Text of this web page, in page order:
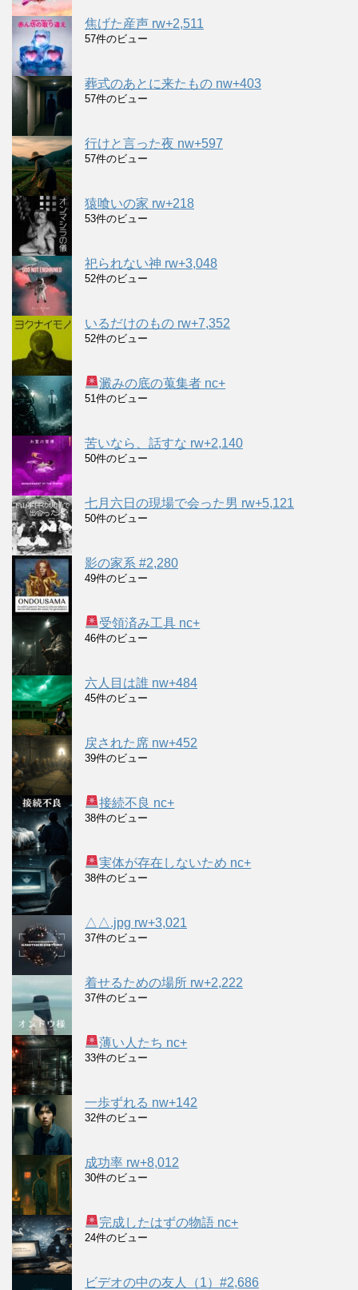
焦げた産声 rw+2,511
57件のビュー
葬式のあとに来たもの nw+403
57件のビュー
行けと言った夜 nw+597
57件のビュー
猿喰いの家 rw+218
53件のビュー
祀られない神 rw+3,048
52件のビュー
いるだけのもの rw+7,352
52件のビュー
澱みの底の蒐集者 nc+
51件のビュー
苦いなら、話すな rw+2,140
50件のビュー
七月六日の現場で会った男 rw+5,121
50件のビュー
影の家系 #2,280
49件のビュー
受領済み工具 nc+
46件のビュー
六人目は誰 nw+484
45件のビュー
戻された席 nw+452
39件のビュー
接続不良 nc+
38件のビュー
実体が存在しないため nc+
38件のビュー
△△.jpg rw+3,021
37件のビュー
着せるための場所 rw+2,222
37件のビュー
薄い人たち nc+
33件のビュー
一歩ずれる nw+142
32件のビュー
成功率 rw+8,012
30件のビュー
完成したはずの物語 nc+
24件のビュー
ビデオの中の友人（1）#2,686